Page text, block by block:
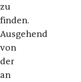
zu
finden.
Ausgehend
von
der
an